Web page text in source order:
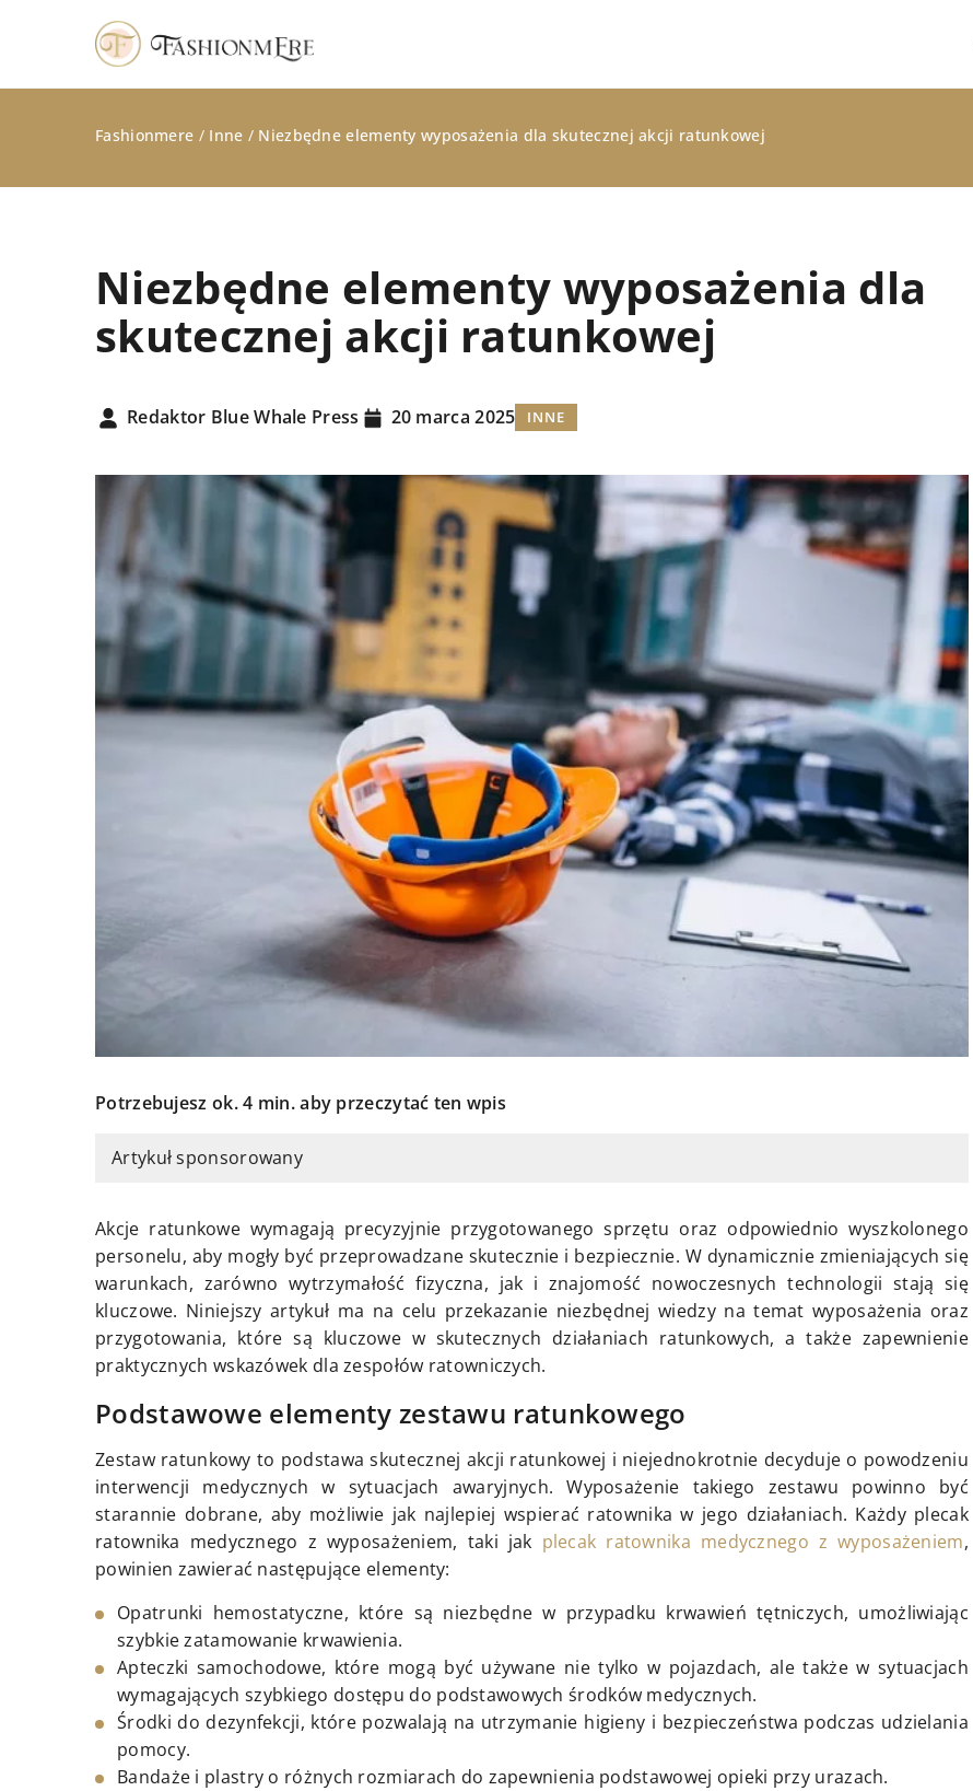
Fashionmere / Inne / Niezbędne elementy wyposażenia dla skutecznej akcji ratunkowej
Niezbędne elementy wyposażenia dla
skutecznej akcji ratunkowej
Redaktor Blue Whale Press 20 marca 2025 INNE
Potrzebujesz ok. 4 min. aby przeczytać ten wpis
Artykuł sponsorowany
Akcje ratunkowe wymagają precyzyjnie przygotowanego sprzętu oraz odpowiednio wyszkolonego
personelu, aby mogły być przeprowadzane skutecznie i bezpiecznie. W dynamicznie zmieniających się
warunkach, zarówno wytrzymałość fizyczna, jak i znajomość nowoczesnych technologii stają się
kluczowe. Niniejszy artykuł ma na celu przekazanie niezbędnej wiedzy na temat wyposażenia oraz
przygotowania, które są kluczowe w skutecznych działaniach ratunkowych, a także zapewnienie
praktycznych wskazówek dla zespołów ratowniczych.
Podstawowe elementy zestawu ratunkowego
Zestaw ratunkowy to podstawa skutecznej akcji ratunkowej i niejednokrotnie decyduje o powodzeniu
interwencji medycznych w sytuacjach awaryjnych. Wyposażenie takiego zestawu powinno być
starannie dobrane, aby możliwie jak najlepiej wspierać ratownika w jego działaniach. Każdy plecak
ratownika medycznego z wyposażeniem, taki jak plecak ratownika medycznego z wyposażeniem,
powinien zawierać następujące elementy:
Opatrunki hemostatyczne, które są niezbędne w przypadku krwawień tętniczych, umożliwiając
szybkie zatamowanie krwawienia.
Apteczki samochodowe, które mogą być używane nie tylko w pojazdach, ale także w sytuacjach
wymagających szybkiego dostępu do podstawowych środków medycznych.
Środki do dezynfekcji, które pozwalają na utrzymanie higieny i bezpieczeństwa podczas udzielania
pomocy.
Bandaże i plastry o różnych rozmiarach do zapewnienia podstawowej opieki przy urazach.
21 lutego 2026
Kreatywne sposoby na
wykorzystanie żeli budujących w
domowej stylizacji paznokci
Odkryj, jak żele budujące mogą
wzbogacić Twoją domową stylizację
paznokci. Dowiedz się, jak je
stosować, by uzyskać efekt niczym z
salonu kosmetycznego. Poznaj
techniki, które ułatwią pielęgnację i
stylizację paznokci w domowym
zaciszu.
21 stycznia 2025
Korzyści zdrowotne i zastosowania
naturalnych ekstraktów roślinnych
w codziennej pielęgnacji.
Odkryj, jak naturalne ekstrakty
roślinne mogą zrewolucjonizować
Twoją codzienną pielęgnację. Poznaj
ich korzyści zdrowotne i
zastosowania w kosmetykach.